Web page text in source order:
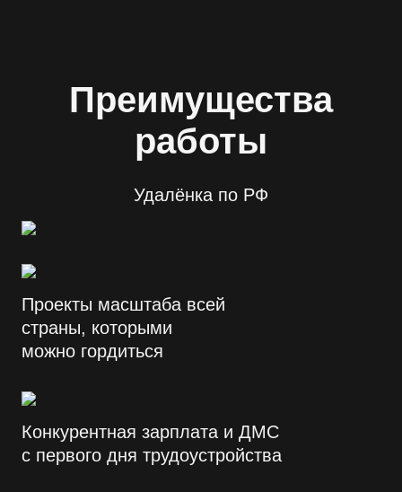
Преимущества
работы
Удалёнка по РФ
Проекты масштаба всей
страны, которыми
можно гордиться
Конкурентная зарплата и ДМС
с первого дня трудоустройства